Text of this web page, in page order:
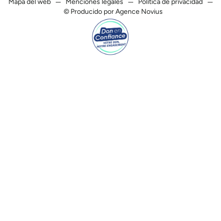
Mapa del web Menciones legales
Política de privacidad
© Producido por Agence Novius